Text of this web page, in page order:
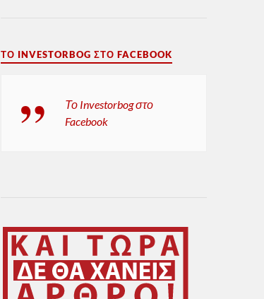
ΤΟ INVESTORBOG ΣΤΟ FACEBOOK
Το Investorbog στο
Facebook